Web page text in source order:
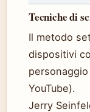
Tecniche di
Il metodo
dispositivi
YouTube).
Jerry